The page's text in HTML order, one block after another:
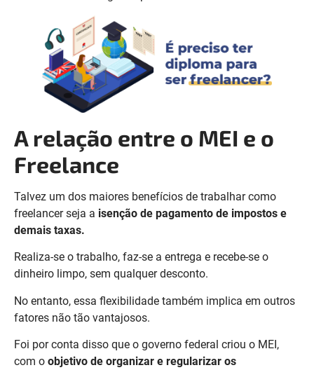
A relação entre o MEI e o
Freelance
Talvez um dos maiores benefícios de trabalhar como
freelancer seja a isenção de pagamento de impostos e
demais taxas.
Realiza-se o trabalho, faz-se a entrega e recebe-se o
dinheiro limpo, sem qualquer desconto.
No entanto, essa flexibilidade também implica em outros
fatores não tão vantajosos.
Foi por conta disso que o governo federal criou o MEI,
com o objetivo de organizar e regularizar os